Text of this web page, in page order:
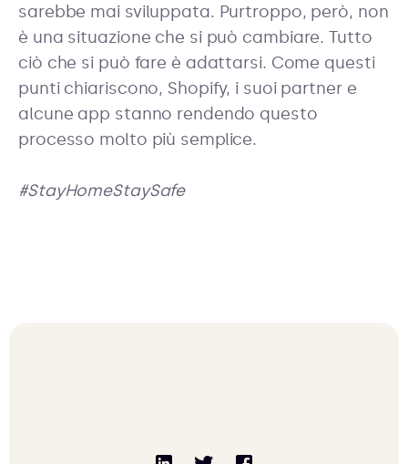
sarebbe mai sviluppata. Purtroppo, però, non
è una situazione che si può cambiare. Tutto
ciò che si può fare è adattarsi. Come questi
punti chiariscono, Shopify, i suoi partner e
alcune app stanno rendendo questo
processo molto più semplice.
#StayHomeStaySafe